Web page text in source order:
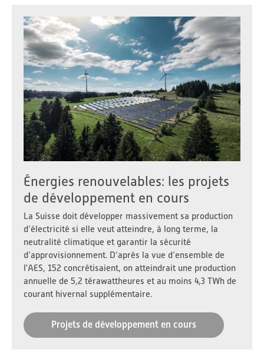
Énergies renouvelables: les projets
de développement en cours
La Suisse doit développer massivement sa production
d’électricité si elle veut atteindre, à long terme, la
neutralité climatique et garantir la sécurité
d’approvisionnement. D’après la vue d’ensemble de
l'AES, 152 concrétisaient, on atteindrait une production
annuelle de 5,2 térawattheures et au moins 4,3 TWh de
courant hivernal supplémentaire.
Projets de développement en cours